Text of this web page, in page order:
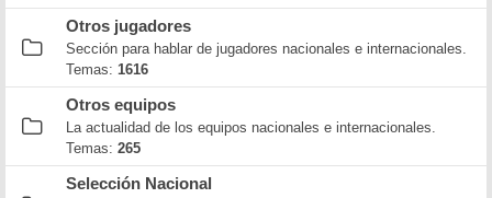
Otros jugadores
Sección para hablar de jugadores nacionales e internacionales.
Temas: 1616
Otros equipos
La actualidad de los equipos nacionales e internacionales.
Temas: 265
Selección Nacional